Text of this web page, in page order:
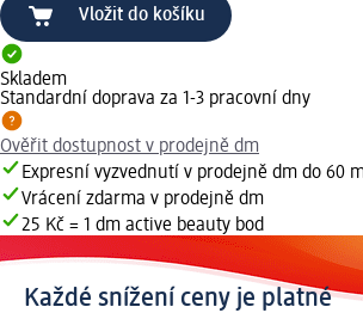
Vložit do košíku
Skladem
Standardní doprava za 1-3 pracovní dny
Ověřit dostupnost v prodejně dm
Expresní vyzvednutí v prodejně dm do 60
Vrácení zdarma v prodejně dm
25 Kč = 1 dm active beauty bod
Každé snížení ceny je platné